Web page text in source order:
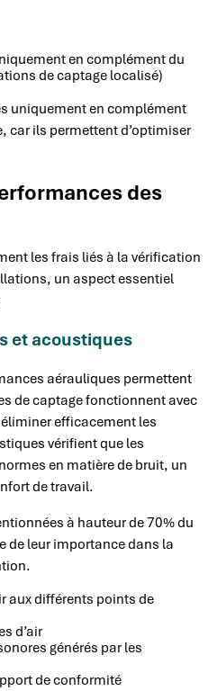
en complément du
de captage localisé)
uniquement en complément
car ils permettent d’optimiser
des
les frais liés à la vérification
un aspect essentiel
et acoustiques
aérauliques permettent
de captage fonctionnent avec
efficacement les
vérifient que les
en matière de bruit, un
de travail.
à hauteur de 70% du
de leur importance dans la
aux différents points de
d’air
générés par les
de conformité